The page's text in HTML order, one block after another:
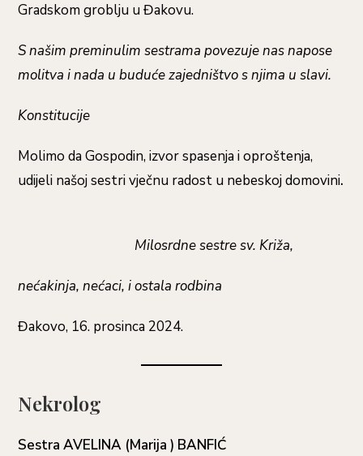
Gradskom groblju u Đakovu.
S našim preminulim sestrama povezuje nas napose
molitva i nada u buduće zajedništvo s njima u slavi.
Konstitucije
Molimo da Gospodin, izvor spasenja i oproštenja,
udijeli našoj sestri vječnu radost u nebeskoj domovini.
Milosrdne sestre sv. Križa,
nećakinja, nećaci, i ostala rodbina
Đakovo, 16. prosinca 2024.
Nekrolog
Sestra AVELINA (Marija ) BANFIĆ